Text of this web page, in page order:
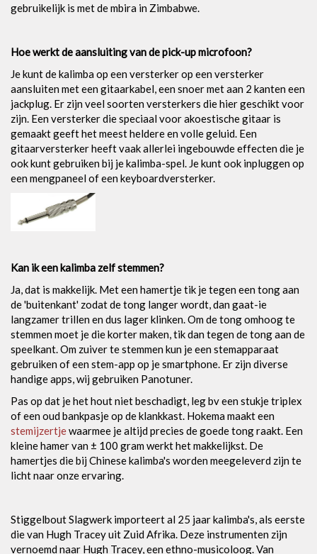
gebruikelijk is met de mbira in Zimbabwe.
Hoe werkt de aansluiting van de pick-up microfoon?
Je kunt de kalimba op een versterker op een versterker
aansluiten met een gitaarkabel, een snoer met aan 2 kanten een
jackplug. Er zijn veel soorten versterkers die hier geschikt voor
zijn. Een versterker die speciaal voor akoestische gitaar is
gemaakt geeft het meest heldere en volle geluid. Een
gitaarversterker heeft vaak allerlei ingebouwde effecten die je
ook kunt gebruiken bij je kalimba-spel. Je kunt ook inpluggen op
een mengpaneel of een keyboardversterker.
Kan ik een kalimba zelf stemmen?
Ja, dat is makkelijk. Met een hamertje tik je tegen een tong aan
de 'buitenkant' zodat de tong langer wordt, dan gaat-ie
langzamer trillen en dus lager klinken. Om de tong omhoog te
stemmen moet je die korter maken, tik dan tegen de tong aan de
speelkant. Om zuiver te stemmen kun je een stemapparaat
gebruiken of een stem-app op je smartphone. Er zijn diverse
handige apps, wij gebruiken Panotuner.
Pas op dat je het hout niet beschadigt, leg bv een stukje triplex
of een oud bankpasje op de klankkast. Hokema maakt een
stemijzertjewaarmee je altijd precies de goede tong raakt. Een
kleine hamer van ± 100 gram werkt het makkelijkst. De
hamertjes die bij Chinese kalimba's worden meegeleverd zijn te
licht naar onze ervaring.
Stiggelbout Slagwerk importeert al 25 jaar kalimba's, als eerste
die van Hugh Tracey uit Zuid Afrika. Deze instrumenten zijn
vernoemd naar Hugh Tracey, een ethno-musicoloog. Van